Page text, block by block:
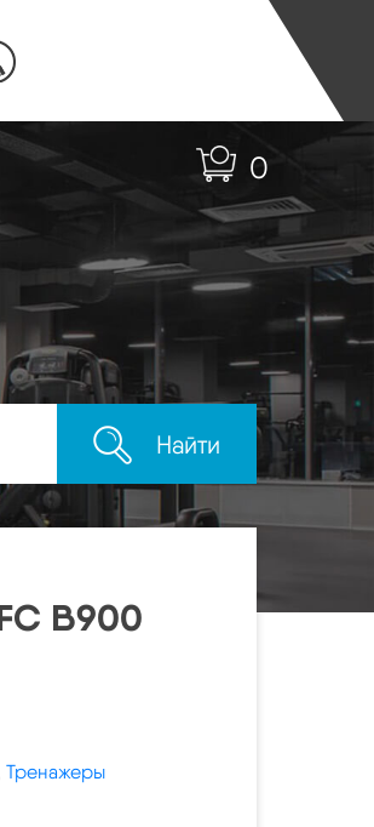
0
Найти
B900
Тренажеры